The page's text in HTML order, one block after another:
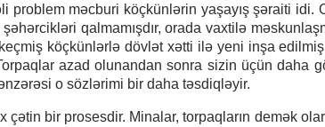
məcburi köçkünlərin yaşayış şəraiti idi.
qalmamışdır, orada vaxtilə
köçkünlərlə dövlət xətti ilə yeni inşa
azad olunandan sonra sizin üçün daha
o sözlərimi bir daha təsdiqləyir.
çətin bir prosesdir. Minalar, torpaqların demək